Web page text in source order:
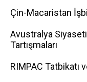
Çin-Macaristan
Avustralya
Tartışmaları
RIMPAC Tatbikatı